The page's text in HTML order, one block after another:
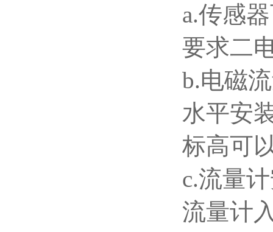
a.传感
要求二
b.电磁
水平安
标高可
c.流量
流量计